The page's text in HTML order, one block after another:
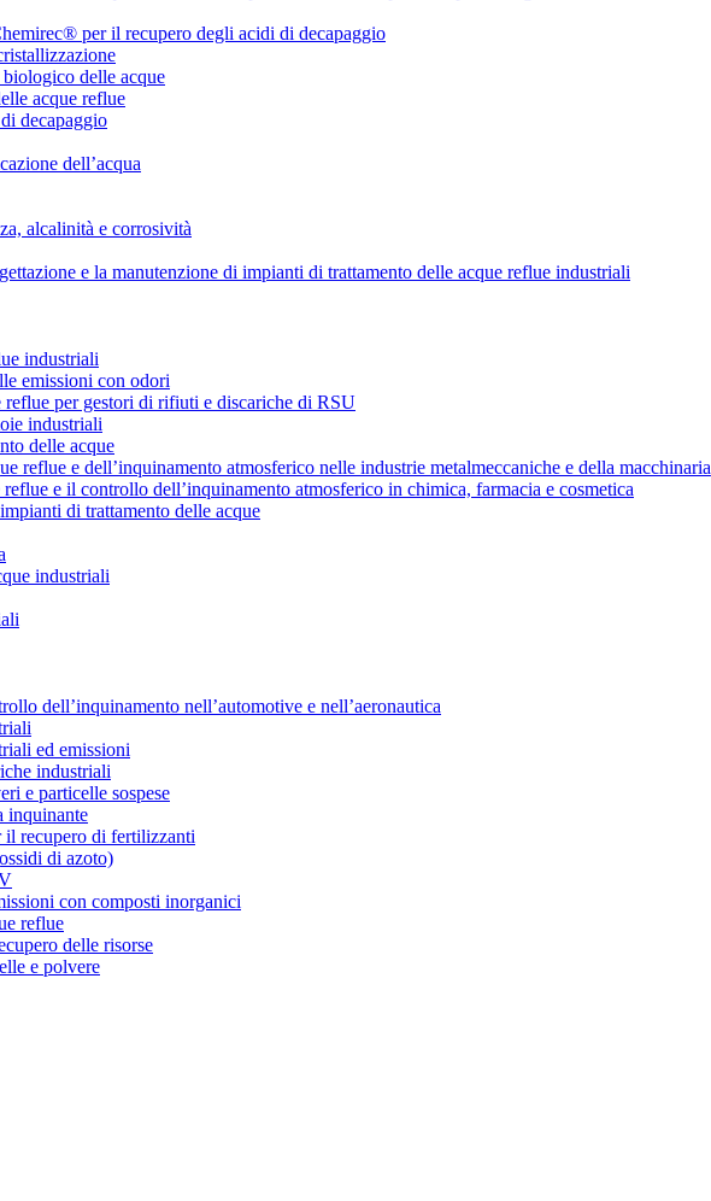
per il recupero degli acidi di decapaggio
delle acque
acque reflue
decapaggio
dell’acqua
alcalinità e corrosività
e la manutenzione di impianti di trattamento delle acque reflue industriali
industriali
emissioni con odori
reflue per gestori di rifiuti e discariche di RSU
industriali
delle acque
reflue e dell’inquinamento atmosferico nelle industrie metalmeccaniche e della macchinaria
e il controllo dell’inquinamento atmosferico in chimica, farmacia e cosmetica
di trattamento delle acque
industriali
dell’inquinamento nell’automotive e nell’aeronautica
ed emissioni
industriali
e particelle sospese
inquinante
il recupero di fertilizzanti
di azoto)
con composti inorganici
reflue
delle risorse
e polvere